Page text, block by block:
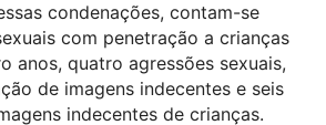
condenações, contam-se
com penetração a crianças
anos, quatro agressões sexuais,
de imagens indecentes e seis
indecentes de crianças.